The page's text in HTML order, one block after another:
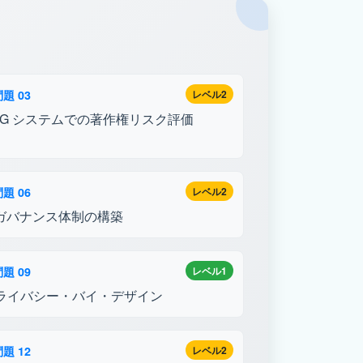
レベル2
題 03
システムでの著作権リスク評価
レベル2
題 06
バナンス体制の構築
レベル1
題 09
イバシー・バイ・デザイン
レベル2
題 12